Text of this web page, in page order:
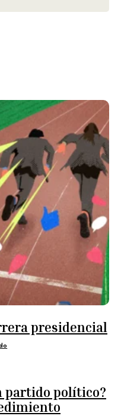
presidencial
partido político?